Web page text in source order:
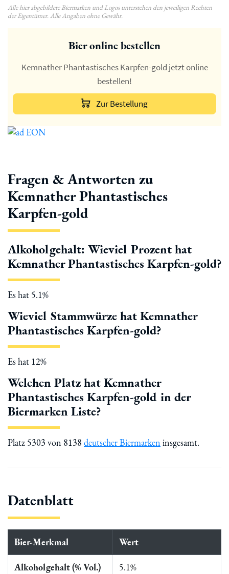
Alle hier abgebildete Biermarken und Logos unterstehen den jeweiligen Rechten
der Eigentümer. Alle Angaben ohne Gewähr.
Bier online bestellen
Kemnather Phantastisches Karpfen-gold jetzt online
bestellen!
Zur Bestellung
Fragen & Antworten zu
Kemnather Phantastisches
Karpfen-gold
Alkoholgehalt: Wieviel Prozent hat
Kemnather Phantastisches Karpfen-gold?
Es hat 5.1%
Wieviel Stammwürze hat Kemnather
Phantastisches Karpfen-gold?
Es hat 12%
Welchen Platz hat Kemnather
Phantastisches Karpfen-gold in der
Biermarken Liste?
Platz 5303 von 8138 deutscher Biermarken insgesamt.
Datenblatt
Bier-Merkmal Wert
Alkoholgehalt (% Vol.) 5.1%